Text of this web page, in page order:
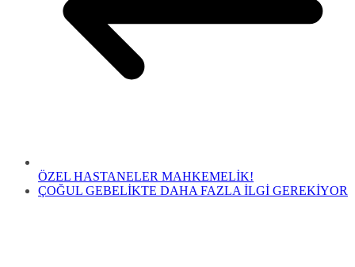
ÖZEL HASTANELER MAHKEMELİK!
ÇOĞUL GEBELİKTE DAHA FAZLA İLGİ GEREKİYOR